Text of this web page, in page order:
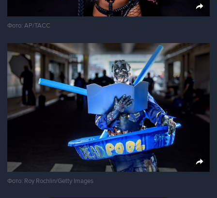
Фото: АР/ТАСС
Фото: Roy Rochlin/Getty Images